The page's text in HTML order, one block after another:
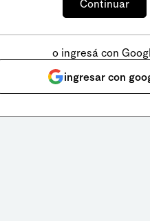
o ingresá con
ingresar con